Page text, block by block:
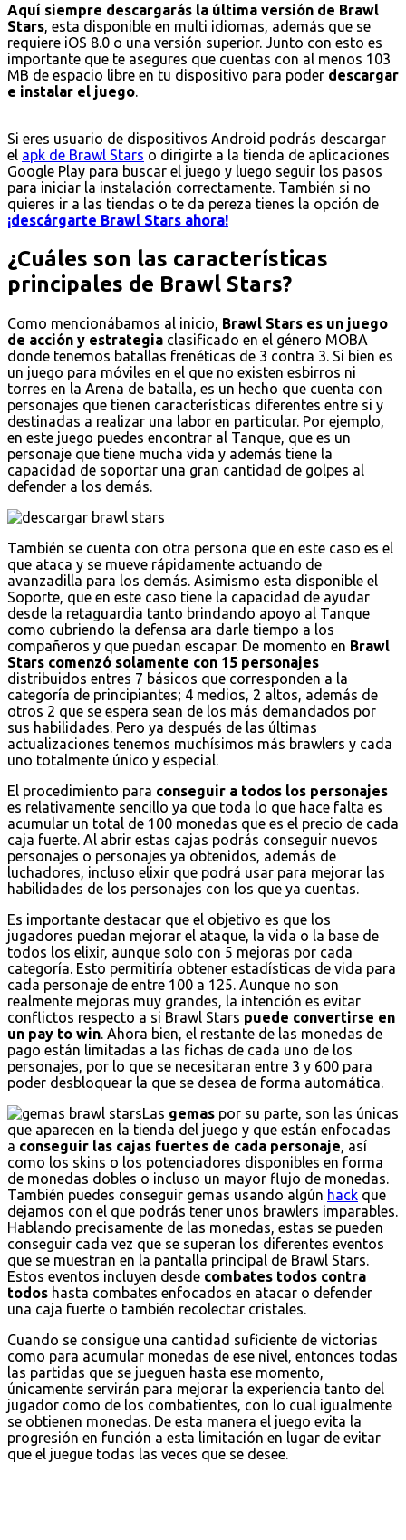
Aquí siempre descargarás la última versión de Brawl
Stars, esta disponible en multi idiomas, además que se
requiere iOS 8.0 o una versión superior. Junto con esto es
importante que te asegures que cuentas con al menos 103
MB de espacio libre en tu dispositivo para poder descargar
e instalar el juego.
Si eres usuario de dispositivos Android podrás descargar
el apk de Brawl Stars o dirigirte a la tienda de aplicaciones
Google Play para buscar el juego y luego seguir los pasos
para iniciar la instalación correctamente. También si no
quieres ir a las tiendas o te da pereza tienes la opción de
¡descárgarte Brawl Stars ahora!
¿Cuáles son las características
principales de Brawl Stars?
Como mencionábamos al inicio, Brawl Stars es un juego
de acción y estrategia clasificado en el género MOBA
donde tenemos batallas frenéticas de 3 contra 3. Si bien es
un juego para móviles en el que no existen esbirros ni
torres en la Arena de batalla, es un hecho que cuenta con
personajes que tienen características diferentes entre si y
destinadas a realizar una labor en particular. Por ejemplo,
en este juego puedes encontrar al Tanque, que es un
personaje que tiene mucha vida y además tiene la
capacidad de soportar una gran cantidad de golpes al
defender a los demás.
También se cuenta con otra persona que en este caso es el
que ataca y se mueve rápidamente actuando de
avanzadilla para los demás. Asimismo esta disponible el
Soporte, que en este caso tiene la capacidad de ayudar
desde la retaguardia tanto brindando apoyo al Tanque
como cubriendo la defensa ara darle tiempo a los
compañeros y que puedan escapar. De momento en Brawl
Stars comenzó solamente con 15 personajes
distribuidos entres 7 básicos que corresponden a la
categoría de principiantes; 4 medios, 2 altos, además de
otros 2 que se espera sean de los más demandados por
sus habilidades. Pero ya después de las últimas
actualizaciones tenemos muchísimos más brawlers y cada
uno totalmente único y especial.
El procedimiento para conseguir a todos los personajes
es relativamente sencillo ya que toda lo que hace falta es
acumular un total de 100 monedas que es el precio de cada
caja fuerte. Al abrir estas cajas podrás conseguir nuevos
personajes o personajes ya obtenidos, además de
luchadores, incluso elixir que podrá usar para mejorar las
habilidades de los personajes con los que ya cuentas.
Es importante destacar que el objetivo es que los
jugadores puedan mejorar el ataque, la vida o la base de
todos los elixir, aunque solo con 5 mejoras por cada
categoría. Esto permitiría obtener estadísticas de vida para
cada personaje de entre 100 a 125. Aunque no son
realmente mejoras muy grandes, la intención es evitar
conflictos respecto a si Brawl Stars puede convertirse en
un pay to win . Ahora bien, el restante de las monedas de
pago están limitadas a las fichas de cada uno de los
personajes, por lo que se necesitaran entre 3 y 600 para
poder desbloquear la que se desea de forma automática.
Las gemas por su parte, son las únicas
que aparecen en la tienda del juego y que están enfocadas
a conseguir las cajas fuertes de cada personaje , así
como los skins o los potenciadores disponibles en forma
de monedas dobles o incluso un mayor flujo de monedas.
También puedes conseguir gemas usando algún hack que
dejamos con el que podrás tener unos brawlers imparables.
Hablando precisamente de las monedas, estas se pueden
conseguir cada vez que se superan los diferentes eventos
que se muestran en la pantalla principal de Brawl Stars.
Estos eventos incluyen desde combates todos contra
todos hasta combates enfocados en atacar o defender
una caja fuerte o también recolectar cristales.
Cuando se consigue una cantidad suficiente de victorias
como para acumular monedas de ese nivel, entonces todas
las partidas que se jueguen hasta ese momento,
únicamente servirán para mejorar la experiencia tanto del
jugador como de los combatientes, con lo cual igualmente
se obtienen monedas. De esta manera el juego evita la
progresión en función a esta limitación en lugar de evitar
que el juegue todas las veces que se desee.